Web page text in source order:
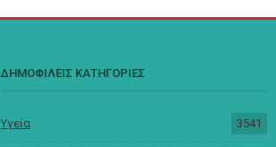
ΔΗΜΟΦΙΛΕΙΣ ΚΑΤΗΓΟΡΙΕΣ
Υγεία 3541